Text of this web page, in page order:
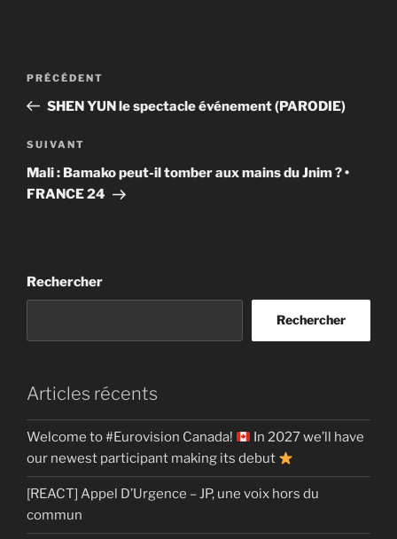
Navigation
l’article
Article
précédent
PRÉCÉDENT
SHEN YUN le spectacle événement (PARODIE)
Article
suivant
SUIVANT
Mali : Bamako peut-il tomber aux mains du Jnim ? •
FRANCE 24
Rechercher
Rechercher
Articles récents
Welcome to #Eurovision Canada!
In 2027 we’ll have
our newest participant making its debut
[REACT] Appel D’Urgence – JP, une voix hors du
commun